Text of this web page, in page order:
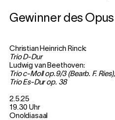
Gewinner des Opus
Christian Heinrich Rinck:
Trio D-Dur
Ludwig van Beethoven:
Trio c-Moll op.9/3 (Bearb. F. Ries),
Trio Es-Dur op. 38
2.5.25
19.30 Uhr
Onoldiasaal